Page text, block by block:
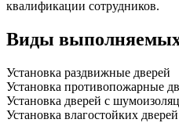
квалификации сотрудников.
Виды
Установка раздвижные дверей
Установка противопожарные
Установка дверей с
Установка влагостойких дверей